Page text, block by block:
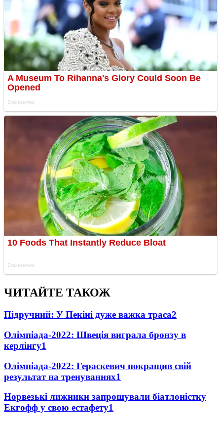
ЧИТАЙТЕ ТАКОЖ
Підручний: У Пекіні дуже важка траса2
Олімпіада-2022: Швеція виграла бронзу в
керлінгу1
Олімпіада-2022: Гераскевич покращив свій
результат на тренуваннях1
Норвезькі лижники запрошували біатлоністку
Екгофф у свою естафету1